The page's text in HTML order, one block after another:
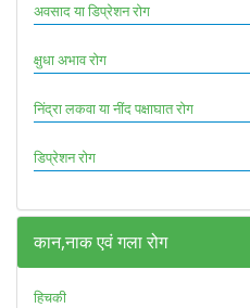
अवसाद या डिप्रेशन रोग
क्षुधा अभाव रोग
निंद्रा लकवा या नींद पक्षाघात रोग
डिप्रेशन रोग
कान,नाक एवं गला रोग
हिचकी